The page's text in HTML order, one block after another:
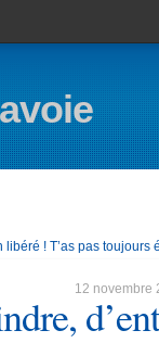
libéré ! T’as pas toujours
12 novembre